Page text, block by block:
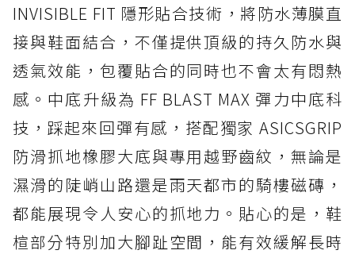
INVISIBLE FIT 隱形貼合技術，將防水薄膜直
接與鞋面結合，不僅提供頂級的持久防水與
透氣效能，包覆貼合的同時也不會太有悶熱
感。中底升級為 FF BLAST MAX 彈力中底科
技，踩起來回彈有感，搭配獨家 ASICSGRIP
防滑抓地橡膠大底與專用越野齒紋，無論是
濕滑的陡峭山路還是雨天都市的騎樓磁磚，
都能展現令人安心的抓地力。貼心的是，鞋
楦部分特別加大腳趾空間，能有效緩解長時